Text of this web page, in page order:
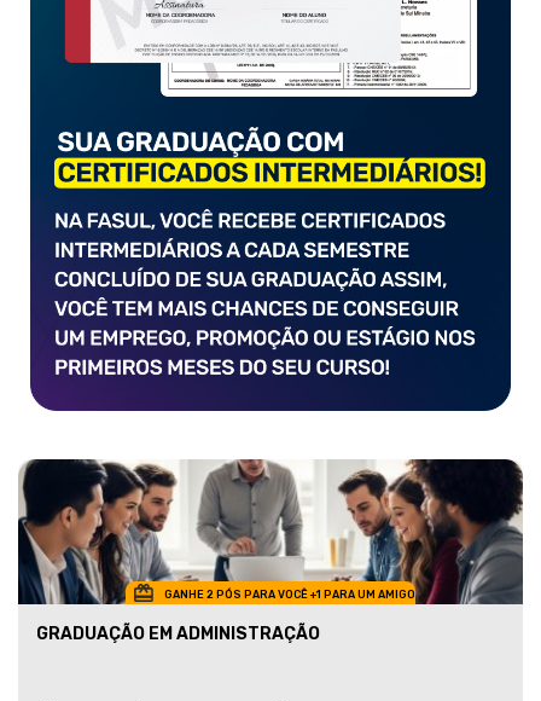
GANHE 2 PÓS PARA VOCÊ +1 PARA UM AMIGO
GRADUAÇÃO EM ADMINISTRAÇÃO